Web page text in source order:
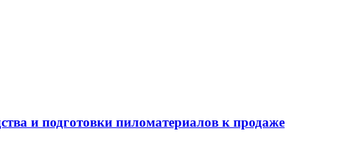
и подготовки пиломатериалов к продаже